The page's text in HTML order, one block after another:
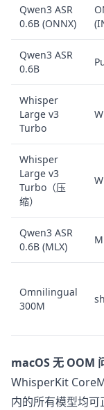
Qwen3 ASR
0.6B (ONNX)
Qwen3 ASR
0.6B
Whisper
Large v3
Turbo
Whisper
Large v3
Turbo（压
缩）
Qwen3 ASR
0.6B (MLX)
Omnilingual
300M
macOS 无 OOM
WhisperKit
内的所有模型均可